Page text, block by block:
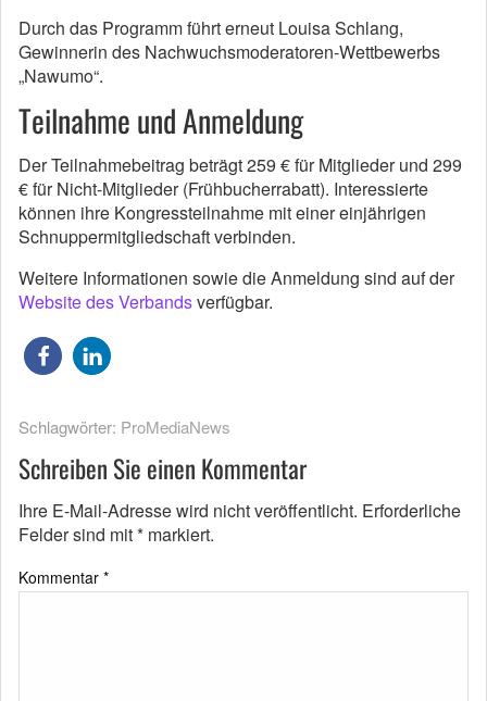
Durch das Programm führt erneut Louisa Schlang,
Gewinnerin des Nachwuchsmoderatoren-Wettbewerbs
„Nawumo“.
Teilnahme und Anmeldung
Der Teilnahmebeitrag beträgt 259 € für Mitglieder und 299
€ für Nicht-Mitglieder (Frühbucherrabatt). Interessierte
können ihre Kongressteilnahme mit einer einjährigen
Schnuppermitgliedschaft verbinden.
Weitere Informationen sowie die Anmeldung sind auf der
Website des Verbandsverfügbar.
Schlagwörter: ProMediaNews
Schreiben Sie einen Kommentar
Ihre E-Mail-Adresse wird nicht veröffentlicht. Erforderliche
Felder sind mit* markiert.
Kommentar *